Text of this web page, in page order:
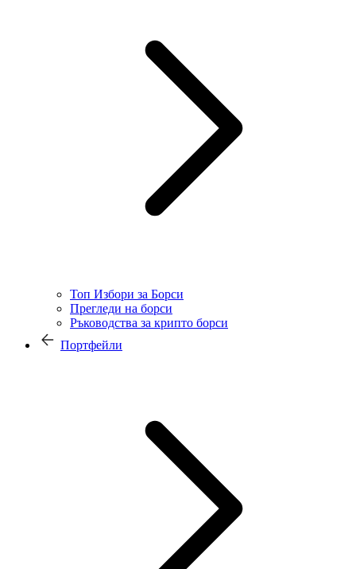
Топ Избори за Борси
Прегледи на борси
Ръководства за крипто борси
Портфейли